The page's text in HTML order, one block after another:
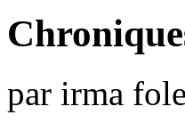
par irma